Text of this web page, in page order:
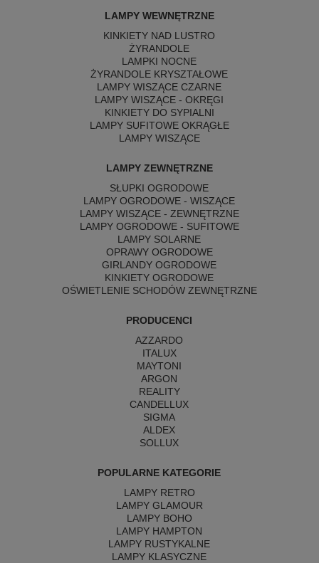
LAMPY WEWNĘTRZNE
KINKIETY NAD LUSTRO
ŻYRANDOLE
LAMPKI NOCNE
ŻYRANDOLE KRYSZTAŁOWE
LAMPY WISZĄCE CZARNE
LAMPY WISZĄCE - OKRĘGI
KINKIETY DO SYPIALNI
LAMPY SUFITOWE OKRĄGŁE
LAMPY WISZĄCE
LAMPY ZEWNĘTRZNE
SŁUPKI OGRODOWE
LAMPY OGRODOWE - WISZĄCE
LAMPY WISZĄCE - ZEWNĘTRZNE
LAMPY OGRODOWE - SUFITOWE
LAMPY SOLARNE
OPRAWY OGRODOWE
GIRLANDY OGRODOWE
KINKIETY OGRODOWE
OŚWIETLENIE SCHODÓW ZEWNĘTRZNE
PRODUCENCI
AZZARDO
ITALUX
MAYTONI
ARGON
REALITY
CANDELLUX
SIGMA
ALDEX
SOLLUX
POPULARNE KATEGORIE
LAMPY RETRO
LAMPY GLAMOUR
LAMPY BOHO
LAMPY HAMPTON
LAMPY RUSTYKALNE
LAMPY KLASYCZNE